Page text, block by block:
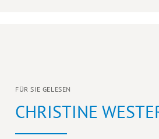
FÜR SIE GELESEN
CHRISTINE